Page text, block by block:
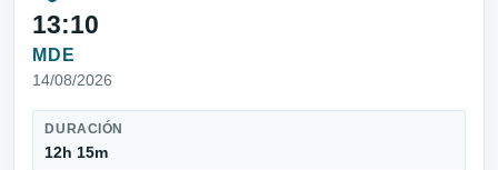
13:10
MDE
14/08/2026
DURACIÓN
12h 15m